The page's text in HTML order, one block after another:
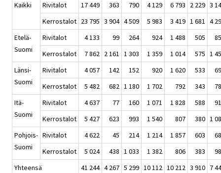
Kaikki Rivitalot 17 449 363 790 4 129 6 793 2 229 3
Kerrostalot 23 795 3 904 4 509 5 983 3 419 1 681 4
Etelä-
Suomi
Rivitalot 4 133 99 264 924 1 488 505
Kerrostalot
7 862 2 161 1 303 1 359 1 014 575 1
Länsi-
Suomi
Rivitalot 4 057 142 152 920 1 620 533
Kerrostalot
5 482 682 1 180 1 702 792 343
Itä-
Suomi
Rivitalot 4 637 77 160 1 071 1 828 588
Kerrostalot
5 427 623 993 1 540 807 380 1
Pohjois-
Suomi
Rivitalot 4 622 45 214 1 214 1 857 603
Kerrostalot
5 024 438 1 033 1 382 806 383
Yhteensä
41 244 4 267 5 299 10 112 10 212 3 910 7